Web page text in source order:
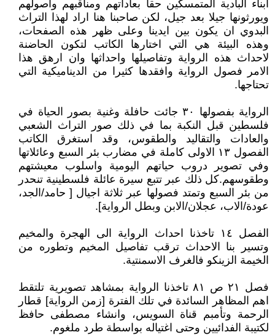
ابناء البادية المتمسكين حقا بعاداتهم ومناقبهم واصولهم
ويورثونها جيلا بعد جيل، لكن صاحبنا هنا اراد لهذا التراث
البدوي ان يكون بين ايدينا وعلى ظهر هذه الصفحات،
وهذه البيئة هي التي اختارها الكاتب لتكون الحاضنة
لاحداث هذه الرواية وتفاصيلها واحداثها وان ارهق هذا
الامر فصول الرواية وافقدها كثيرا من الديناميكية التي
تحتاجها.
الرواية بفصولها ٣٠ جائت حافلة وغنية بصور الحياة في
فلسطين قبل النكبة بما في ذلك صور التراث الشعبي
والعادات والتقاليد والطقوس، وقد استغرق الكاتب
الفصول ١٣ الاولى كاملة في مضارب بئر السبع وعائلاتها
وفي تصوير دروب حياتهم اليومية واسلوب معيشتهم
وطقوسهم.كل ذلك عبر تتبع سيرة عائلة فلسطينية تنحدر
من بئر السبع وتمتد فصولها عبر ثلاثة اجيال [ حامد/الجد،
عودة/الاب، عجلان/الابن وبطل الرواية].
الفصل ١٤ تاخذنا احداث الرواية الى الهجرة والمخيم
وتسير بنا الاحداث ترقب تفاصيل المخيم وتطوره من
الخيمة الزينكو فالغرف الاسمنتية.
فصل ٢١ ص ٨١ تاخذنا الرواية بمشاهد تصويرية تلتقط
اهم المظاهر السائدة في تلك الفترة [زمن الرواية] قطار
الرحمة وتأمبم قناة السويس، وانشاء مصطفى حافظ
لكتيبة الفدائيين وحتى اغتياله بواسطة طرد ملغوم.